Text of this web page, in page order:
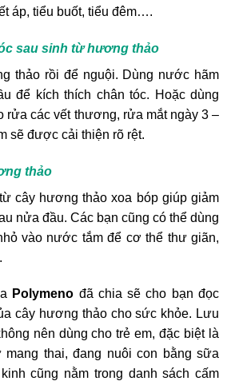
áp, tiểu buốt, tiểu đêm….
sau sinh từ hương thảo
thảo rồi để nguội. Dùng nước hãm
để kích thích chân tóc. Hoặc dùng
rửa các vết thương, rửa mắt ngày 3 –
sẽ được cải thiện rõ rệt.
thảo
cây hương thảo xoa bóp giúp giảm
nửa đầu. Các bạn cũng có thể dùng
vào nước tắm để cơ thể thư giãn,
Polymeno đã chia sẽ cho bạn đọc
cây hương thảo cho sức khỏe. Lưu
nên dùng cho trẻ em, đặc biệt là
thai, đang nuôi con bằng sữa
cũng nằm trong danh sách cấm